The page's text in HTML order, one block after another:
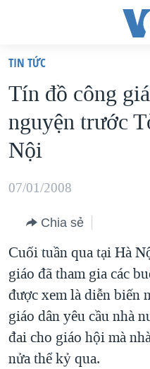
truy
cập
Tới
nội
dung
chính
hướng
chính
Đi
tới
"Tìm"
VIỆT NAM
HOA KỲ
BIỂN ĐÔNG
THẾ GIỚI
DIỄN ĐÀN
MỤC
TỰ DO BÁO CHÍ
NGƯỜI VIỆT HẢI NGOẠI
ĐỜI SỐNG
CHUYÊN ĐỀ
CHIẾN TRANH THƯƠNG
TẠI
HÀNH TRÌNH BẦU CỬ
HỌC TIẾNG ANH
VIDEO
NGHE
TIN TỨC
Tín đồ công
nguyện trước
Nội
07/01/2008
Chia sẻ
Cuối tuần qua tại Hà
giáo đã tham gia các
được xem là diễn biến
giáo dân yêu cầu nhà
đai cho giáo hội mà
nửa thể kỷ qua.